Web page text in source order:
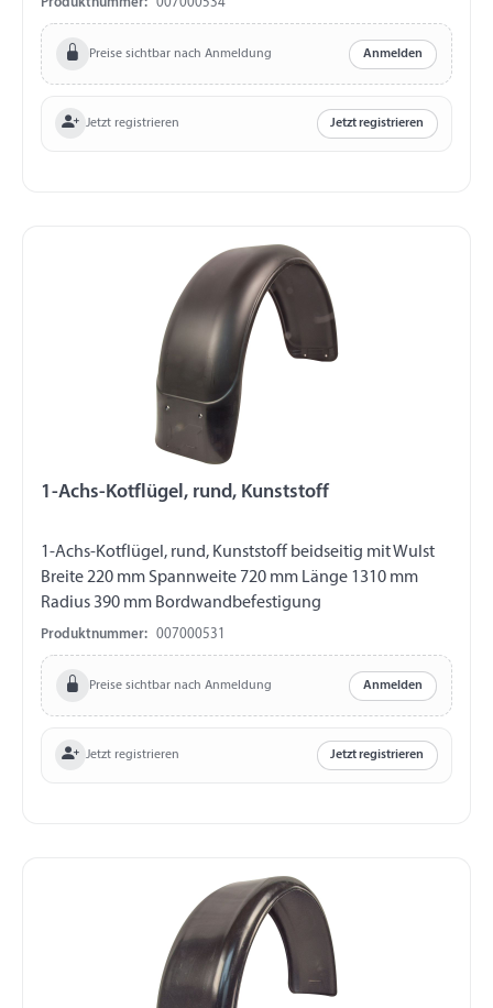
Produktnummer: 007000534
Preise sichtbar nach Anmeldung Anmelden
Jetzt registrieren Jetzt registrieren
1-Achs-Kotflügel, rund, Kunststoff
1-Achs-Kotflügel, rund, Kunststoff beidseitig mit Wulst
Breite 220 mm Spannweite 720 mm Länge 1310 mm
Radius 390 mm Bordwandbefestigung
Produktnummer: 007000531
Preise sichtbar nach Anmeldung Anmelden
Jetzt registrieren Jetzt registrieren